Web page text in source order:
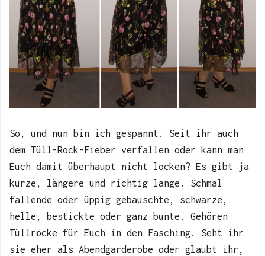
So, und nun bin ich gespannt. Seit ihr auch
dem Tüll-Rock-Fieber verfallen oder kann man
Euch damit überhaupt nicht locken? Es gibt ja
kurze, längere und richtig lange. Schmal
fallende oder üppig gebauschte, schwarze,
helle, bestickte oder ganz bunte. Gehören
Tüllröcke für Euch in den Fasching. Seht ihr
sie eher als Abendgarderobe oder glaubt ihr,